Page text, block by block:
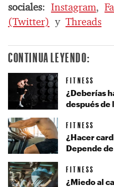
sociales: Instagram,
(Twitter) y Threads
CONTINUA LEYENDO:
FITNESS
¿Deberías
después de
FITNESS
¿Hacer
Depende
FITNESS
¿Miedo al